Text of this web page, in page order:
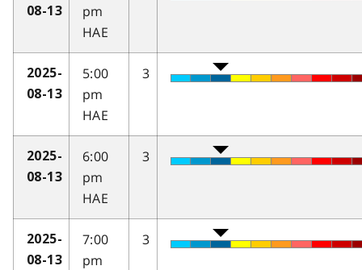
08-13
pm
HAE
2025-
08-13
5:00
pm
HAE
3
2025-
08-13
6:00
pm
HAE
3
2025-
08-13
7:00
pm
3